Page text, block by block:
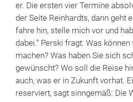
er. Die ersten vier Termine
der Seite Reinhardts, dann geht
fahre hin, stelle mich vor und
dabei.“ Perski fragt: Was
machen? Was haben Sie sich
gewünscht? Wo soll die Reise
auch, was er in Zukunft vorhat.
reserviert, sagt sinngemäß: Die